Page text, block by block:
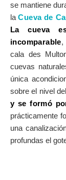
se mantiene
laCueva de
La cueva
incomparable,
cala des
cuevas
única
sobre el nivel
y se formó
prácticamente
una
profundas el